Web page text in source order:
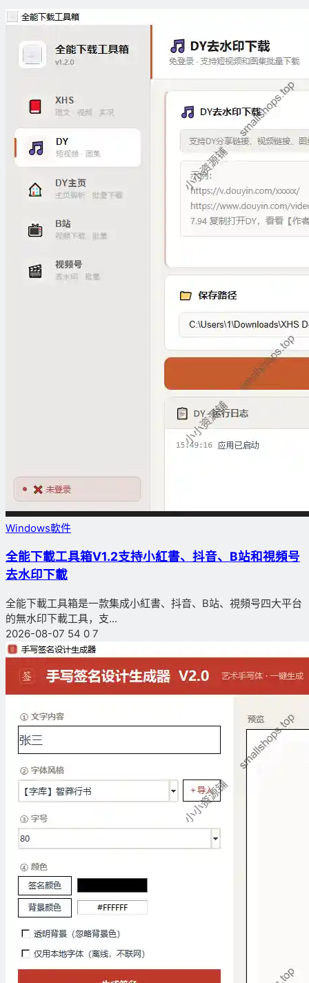
Windows軟件
全能下載工具箱V1.2支持小紅書、抖音、B站和視頻号
去水印下載
全能下載工具箱是一款集成小紅書、抖音、B站、視頻号四大平台
的無水印下載工具，支...
2026-08-07 54 0 7